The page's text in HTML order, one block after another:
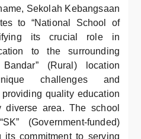
Sekolah Kebangsaan
to “National School of
its crucial role in
to the surrounding
(Rural) location
challenges and
quality education
diverse area. The school
(Government-funded)
its commitment to serving